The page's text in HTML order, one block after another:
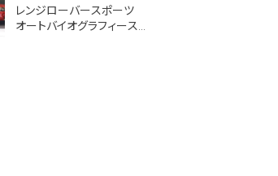
レンジローバースポーツ
オートバイオグラフィース